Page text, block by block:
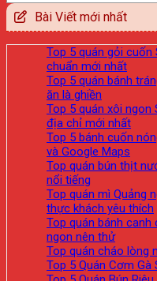
Bài Viết mới nhất
Top 5 quán gỏi
chuẩn mới nhất
Top 5 quán bánh
ăn là ghiền
Top 5 quán xôi ngon
địa chỉ mới nhất
Top 5 bánh cuốn
và Google Maps
Top quán bún thịt
nổi tiếng
Top quán mì Quảng
thực khách yêu thích
Top quán bánh
ngon nên thử
Top quán cháo lòng
Top 5 Quán Cơm Gà